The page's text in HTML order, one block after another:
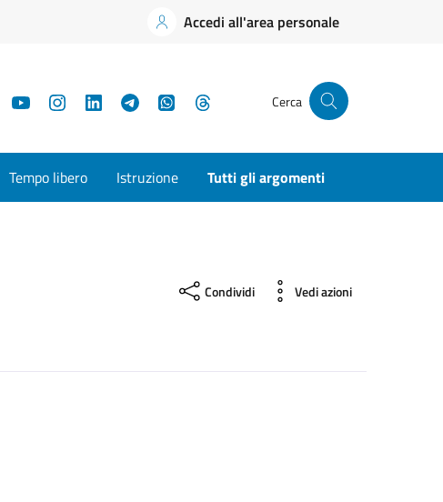
Accedi all'area personale
YouTubeInstagramLinkedInTelegramWhatsApp Cerca
Tempo libero Istruzione Tutti gli argomenti
Condividi Vedi azioni